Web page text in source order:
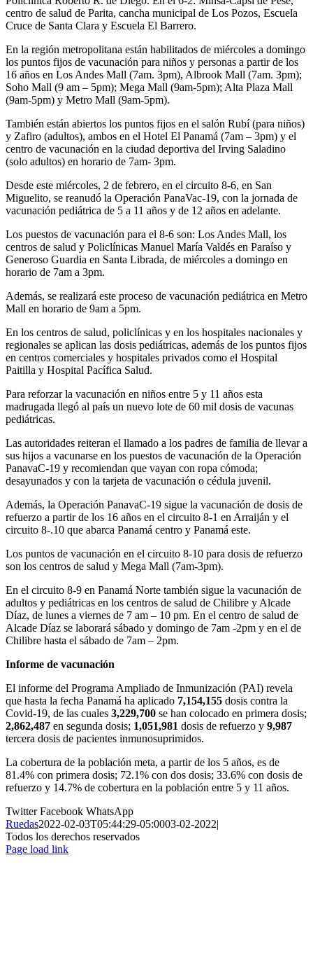
centro de salud de Parita, cancha municipal de Los Pozos, Escuela
Cruce de Santa Clara y Escuela El Barrero.
En la región metropolitana están habilitados de miércoles a domingo
los puntos fijos de vacunación para niños y personas a partir de los
16 años en Los Andes Mall (7am. 3pm), Albrook Mall (7am. 3pm);
Soho Mall (9 am – 5pm); Mega Mall (9am-5pm); Alta Plaza Mall
(9am-5pm) y Metro Mall (9am-5pm).
También están abiertos los puntos fijos en el salón Rubí (para niños)
y Zafiro (adultos), ambos en el Hotel El Panamá (7am – 3pm) y el
centro de vacunación en la ciudad deportiva del Irving Saladino
(solo adultos) en horario de 7am- 3pm.
Desde este miércoles, 2 de febrero, en el circuito 8-6, en San
Miguelito, se reanudó la Operación PanaVac-19, con la jornada de
vacunación pediátrica de 5 a 11 años y de 12 años en adelante.
Los puestos de vacunación para el 8-6 son: Los Andes Mall, los
centros de salud y Policlínicas Manuel María Valdés en Paraíso y
Generoso Guardia en Santa Librada, de miércoles a domingo en
horario de 7am a 3pm.
Además, se realizará este proceso de vacunación pediátrica en Metro
Mall en horario de 9am a 5pm.
En los centros de salud, policlínicas y en los hospitales nacionales y
regionales se aplican las dosis pediátricas, además de los puntos fijos
en centros comerciales y hospitales privados como el Hospital
Paitilla y Hospital Pacífica Salud.
Para reforzar la vacunación en niños entre 5 y 11 años esta
madrugada llegó al país un nuevo lote de 60 mil dosis de vacunas
pediátricas.
Las autoridades reiteran el llamado a los padres de familia de llevar a
sus hijos a vacunarse en los puestos de vacunación de la Operación
PanavaC-19 y recomiendan que vayan con ropa cómoda;
desayunados y con la tarjeta de vacunación o cédula juvenil.
Además, la Operación PanavaC-19 sigue la vacunación de dosis de
refuerzo a partir de los 16 años en el circuito 8-1 en Arraiján y el
circuito 8-.10 que abarca Panamá centro y Panamá este.
Los puntos de vacunación en el circuito 8-10 para dosis de refuerzo
son los centros de salud y Mega Mall (7am-3pm).
En el circuito 8-9 en Panamá Norte también sigue la vacunación de
adultos y pediátricas en los centros de salud de Chilibre y Alcade
Díaz, de lunes a viernes de 7 am – 10 pm. En el centro de salud de
Alcade Díaz se laborará sábado y domingo de 7am -2pm y en el de
Chilibre hasta el sábado de 7am – 2pm.
Informe de vacunación
El informe del Programa Ampliado de Inmunización (PAI) revela
que hasta la fecha Panamá ha aplicado 7,154,155 dosis contra la
Covid-19, de las cuales 3,229,700 se han colocado en primera dosis;
2,862,487 en segunda dosis; 1,051,981 dosis de refuerzo y 9,987
tercera dosis de pacientes inmunosuprimidos.
La cobertura de la población meta, a partir de los 5 años, es de
81.4% con primera dosis; 72.1% con dos dosis; 33.6% con dosis de
refuerzo y 14.7% de cobertura en la población entre 5 y 11 años.
TwitterFacebook WhatsApp
Ruedas2022-02-03T05:44:29-05:0003-02-2022|
Todos los derechos reservados
Page load link